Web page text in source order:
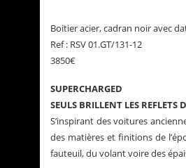
Boitier acier, cadran noir avec
Ref : RSV 01.GT/131-12
3850€
SUPERCHARGED
SEULS BRILLENT LES REFLETS
S’inspirant des voitures
des matières et finitions de
fauteuil, du volant voire des